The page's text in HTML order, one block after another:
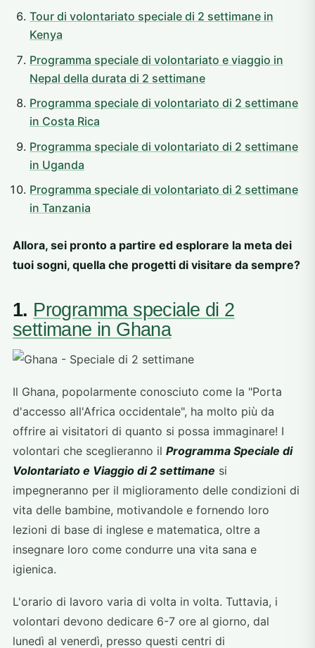
Tour di volontariato speciale di 2 settimane in
Kenya
Programma speciale di volontariato e viaggio in
Nepal della durata di 2 settimane
Programma speciale di volontariato di 2 settimane
in Costa Rica
Programma speciale di volontariato di 2 settimane
in Uganda
Programma speciale di volontariato di 2 settimane
in Tanzania
Allora, sei pronto a partire ed esplorare la meta dei
tuoi sogni, quella che progetti di visitare da sempre?
1. Programma speciale di 2
settimane in Ghana
Il Ghana, popolarmente conosciuto come la "Porta
d'accesso all'Africa occidentale", ha molto più da
offrire ai visitatori di quanto si possa immaginare! I
volontari che sceglieranno il Programma Speciale di
Volontariato e Viaggio di 2 settimane si
impegneranno per il miglioramento delle condizioni di
vita delle bambine, motivandole e fornendo loro
lezioni di base di inglese e matematica, oltre a
insegnare loro come condurre una vita sana e
igienica.
L'orario di lavoro varia di volta in volta. Tuttavia, i
volontari devono dedicare 6-7 ore al giorno, dal
lunedì al venerdì, presso questi centri di